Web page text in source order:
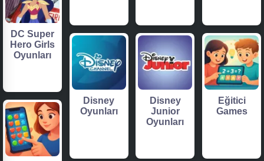
DC Super
Hero Girls
Oyunları
Disney
Oyunları
Disney
Junior
Oyunları
Eğitici
Games